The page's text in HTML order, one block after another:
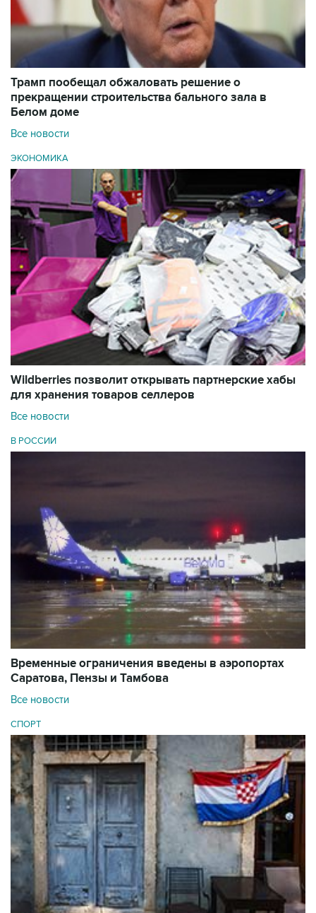
Трамп пообещал обжаловать решение о
прекращении строительства бального зала в
Белом доме
Все новости
ЭКОНОМИКА
Wildberries позволит открывать партнерские хабы
для хранения товаров селлеров
Все новости
В РОССИИ
Временные ограничения введены в аэропортах
Саратова, Пензы и Тамбова
Все новости
СПОРТ